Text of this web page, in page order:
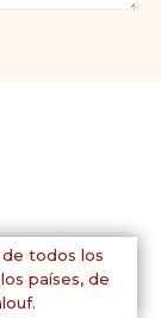
de todos los
países, de